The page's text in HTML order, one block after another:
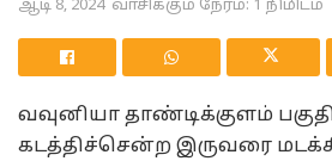
ஆடி 8, 2024 வாசிக்கும் நேரம்: 1 நிமிடம்
வவுனியா தாண்டிக்குளம்
கடத்திச்சென்ற இருவரை